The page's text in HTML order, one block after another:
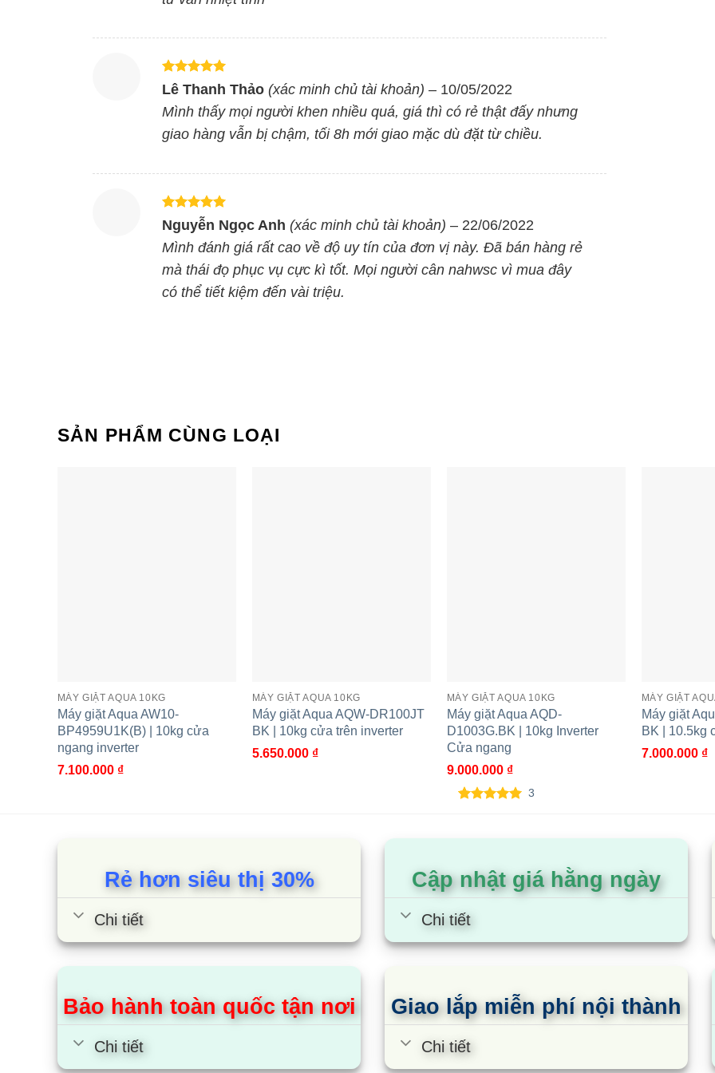
Máy giặt 10kg tích hợp chức năng dự trữ nước Water Reserve được thiết kế đặc biệt. Ở lần xả cuối cùng,
tiếp theo mà tự động dừng lại và giữ lại nước cho mục đích khác như lau nhà, đi vệ sinh hoặc cho lần giặt
Vệ sinh lồng giặt hạn chế vi khuẩn, nấm mốc
phù hợp với những gia đình đông người từ 5 – 7 thành viên. Việc sở hữu những công nghệ, tiện ích nổi bật
nước,… thì đây sẽ là chiếc máy giặt đáng cân nhắc cho gia đình.
Cùng Chủ Đề:
Được xếp
hạng55
sao
Lê Thanh Thảo (xác minh chủ tài khoản) – 10/05/2022
Mình thấy mọi người khen nhiều quá, giá thì có rẻ thật đấy nhưng
giao hàng vẫn bị chậm, tối 8h mới giao mặc dù đặt từ chiều.
Được xếp
hạng55
sao
Nguyễn Ngọc Anh (xác minh chủ tài khoản) – 22/06/2022
Mình đánh giá rất cao về độ uy tín của đơn vị này. Đã bán hàng rẻ
mà thái đọ phục vụ cực kì tốt. Mọi người cân nahwsc vì mua đây
có thể tiết kiệm đến vài triệu.
SẢN PHẨM CÙNG LOẠI
MÁY GIẶT AQUA 10KG
Máy giặt Aqua AW10-
BP4959U1K(B) | 10kg cửa
ngang inverter
7.100.000 ₫
MÁY GIẶT AQUA 10KG
Máy giặt Aqua AQW-DR100JT
BK | 10kg cửa trên inverter
5.650.000 ₫
MÁY GIẶT AQUA 10KG
Máy giặt Aqua AQD-
D1003G.BK | 10kg Inverter
Cửa ngang
9.000.000 ₫
đánh giá
3
MÁY GIẶT
Máy giặt
BK | 10.5kg
7.000.000 ₫
Rẻ hơn siêu thị 30%
Chi tiết
Cập nhật giá hằng ngày
Chi tiết
Bảo hành toàn quốc tận nơi
Chi tiết
Giao lắp miễn phí nội thành
Chi tiết